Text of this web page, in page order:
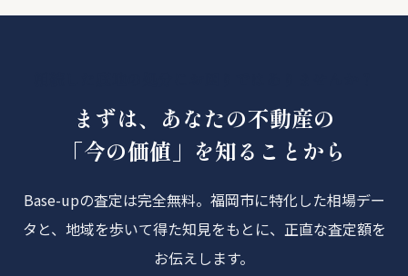
まずは、あなたの不動産の
「今の価値」を知ることから
Base-upの査定は完全無料。福岡市に特化した相場デー
タと、地域を歩いて得た知見をもとに、正直な査定額を
お伝えします。